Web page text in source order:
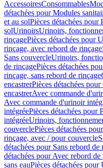
AccessoiresConsommables
détachées pour Modules
et au solPièces détachées pour
solUrinoirsUrinoirs,
rinçagePièces détachées pour
rinçage, avec rebord de rinçage
Sans couvercleUrinoirs,
de rinçagePièces détachées
rinçage, sans rebord de rinçage
encastrerPièces détachées
encastrerAvec commande
Avec commande d'urinoir
intégréePièces détachées pour
intégréeUrinoirs,
couverclePièces détachées
rinçage, avec / pour couvercle
détachées pour Sans rebord de
détachées pour Avec rebord de
sans eauPièces détachées